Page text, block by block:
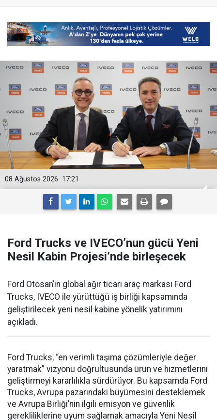
17:21
08 Ağustos 2026
Ford Trucks ve IVECO’nun gücü Yeni
Nesil Kabin Projesi’nde birleşecek
Ford Otosan’ın global ağır ticari araç markası Ford
Trucks, IVECO ile yürüttüğü iş birliği kapsamında
geliştirilecek yeni nesil kabine yönelik yatırımını
açıkladı.
Ford Trucks, “en verimli taşıma çözümleriyle değer
yaratmak” vizyonu doğrultusunda ürün ve hizmetlerini
geliştirmeyi kararlılıkla sürdürüyor. Bu kapsamda Ford
Trucks, Avrupa pazarındaki büyümesini desteklemek
ve Avrupa Birliği’nin ilgili emisyon ve güvenlik
gerekliliklerine uyum sağlamak amacıyla Yeni Nesil